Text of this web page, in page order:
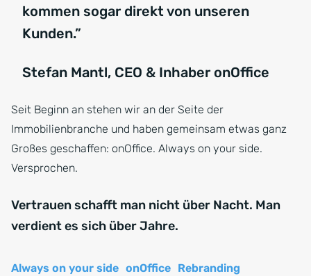
kommen sogar direkt von unseren
Kunden.”
Stefan Mantl, CEO & Inhaber onOffice
Seit Beginn an stehen wir an der Seite der
Immobilienbranche und haben gemeinsam etwas ganz
Großes geschaffen: onOffice. Always on your side.
Versprochen.
Vertrauen schafft man nicht über Nacht. Man
verdient es sich über Jahre.
Always on your side onOffice Rebranding